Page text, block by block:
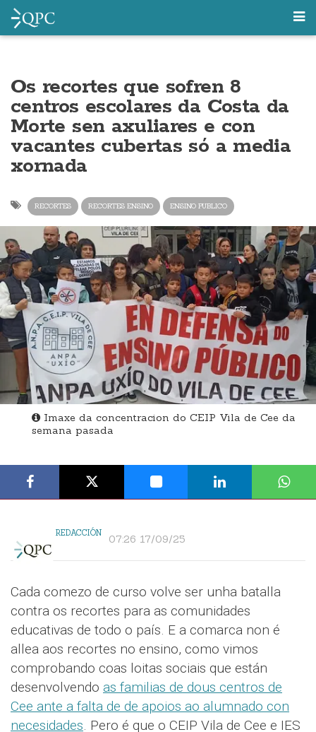
Os recortes que sofren 8
centros escolares da Costa da
Morte sen axuliares e con
vacantes cubertas só a media
xornada
RECORTES RECORTES ENSINO ENSINO PUBLICO
Imaxe da concentracion do CEIP Vila de Cee da
semana pasada
REDACCIÓN 07:26 17/09/25
Cada comezo de curso volve ser unha batalla
contra os recortes para as comunidades
educativas de todo o país. E a comarca non é
allea aos recortes no ensino, como vimos
comprobando coas loitas sociais que están
desenvolvendo as familias de dous centros de
Cee ante a falta de de apoios ao alumnado con
necesidades. Pero é que o CEIP Vila de Cee e IES